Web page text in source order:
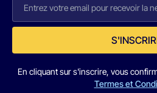
En cliquant sur s'inscrire, vous
Termes et